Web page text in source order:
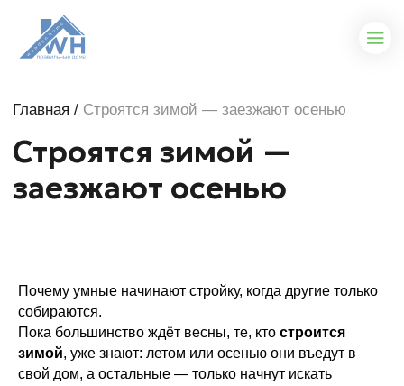
Строятся зимой —
заезжают осенью
Почему умные начинают стройку, когда другие только
собираются.
Пока большинство ждёт весны, те, кто строится
зимой, уже знают: летом или осенью они въедут в
свой дом, а остальные — только начнут искать